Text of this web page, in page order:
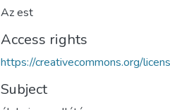
Az est
Access rights
https://creativecommons.org/
Subject